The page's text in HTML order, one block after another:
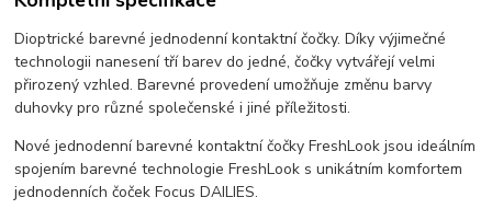
Dioptrické barevné jednodenní kontaktní čočky. Díky výjimečné
technologii nanesení tří barev do jedné, čočky vytvářejí velmi
přirozený vzhled. Barevné provedení umožňuje změnu barvy
duhovky pro různé společenské i jiné příležitosti.
Nové jednodenní barevné kontaktní čočky FreshLook jsou ideálním
spojením barevné technologie FreshLook s unikátním komfortem
jednodenních čoček Focus DAILIES.